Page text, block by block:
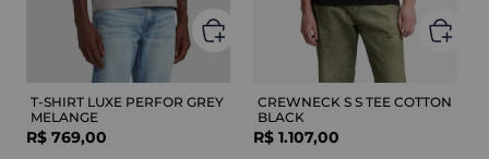
T-SHIRT LUXE PERFOR GREY
MELANGE
R$ 769,00
CREWNECK S S TEE COTTON
BLACK
R$ 1.107,00